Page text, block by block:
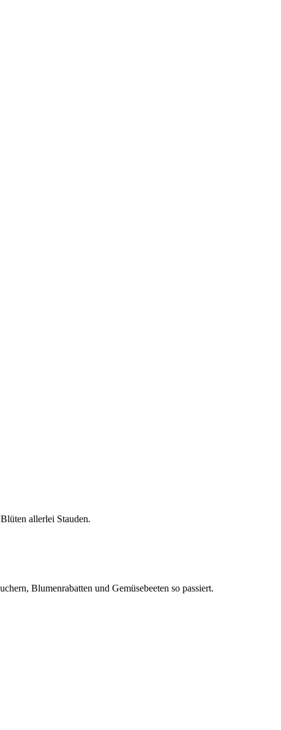
allerlei Stauden.
Blumenrabatten und Gemüsebeeten so passiert.